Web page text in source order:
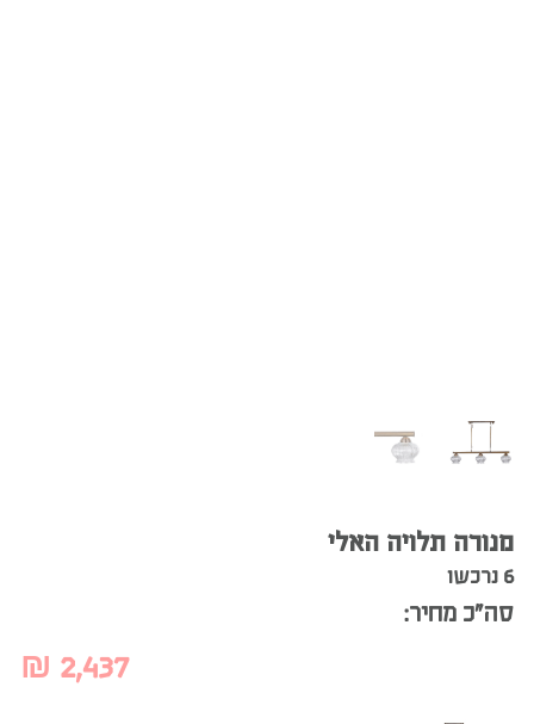
מנורה תלויה האלי
6 נרכשו
סה”כ מחיר:
₪ 2,437